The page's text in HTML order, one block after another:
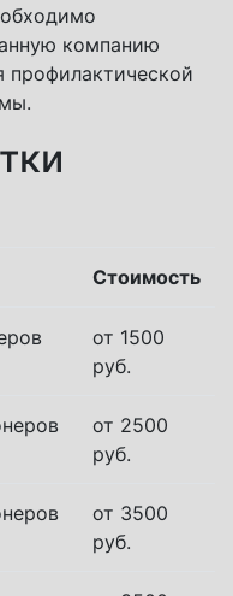
компанию
Стоимость
от 1500
руб.
от 2500
руб.
от 3500
руб.